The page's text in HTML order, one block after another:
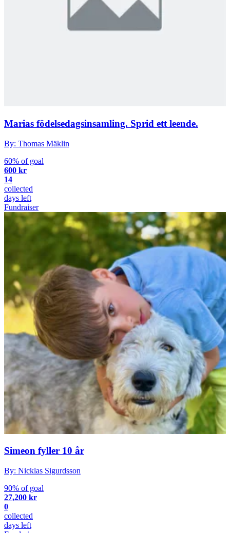
Marias födelsedagsinsamling. Sprid ett leende.
By: Thomas Mäklin
60% of goal
600 kr
14
collected
days left
Fundraiser
Simeon fyller 10 år
By: Nicklas Sigurdsson
90% of goal
27,200 kr
0
collected
days left